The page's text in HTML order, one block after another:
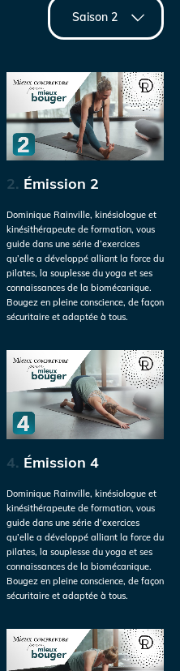
2. Émission 2
Dominique Rainville, kinésiologue et
kinésithérapeute de formation, vous
guide dans une série d’exercices
qu’elle a développé alliant la force du
pilates, la souplesse du yoga et ses
connaissances de la biomécanique.
Bougez en pleine conscience, de façon
sécuritaire et adaptée à tous.
4. Émission 4
Dominique Rainville, kinésiologue et
kinésithérapeute de formation, vous
guide dans une série d’exercices
qu’elle a développé alliant la force du
pilates, la souplesse du yoga et ses
connaissances de la biomécanique.
Bougez en pleine conscience, de façon
sécuritaire et adaptée à tous.